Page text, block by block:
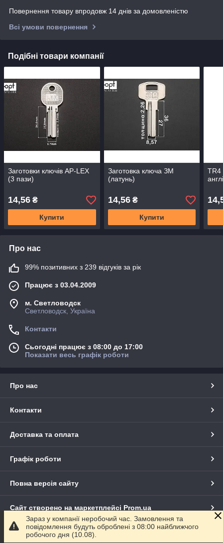
Повернення товару впродовж 14 днів за домовленістю
Всі умови повернення
Подібні товари компанії
Заготовки ключів AP-LEX
(3 пази)
14,56 ₴
Купити
Заготовка ключа ЗМ
(латунь)
14,56₴
Купити
TR4
Про нас
99% позитивних з 239 відгуків за рік
Працює з 03.04.2009
м. Светловодск
Светловодск, Україна
Контакти
Сьогодні працює з 08:00 до 17:00
Показати весь графік роботи
Про нас
Контакти
Доставка та оплата
Графік роботи
Повна версія сайту
Сайт створено на маркетплейсі Prom.ua
Політика конфіденційності
Зараз у компанії неробочий час. Замовлення та
повідомлення будуть оброблені з 08:00 найближчого
робочого дня (10.08).